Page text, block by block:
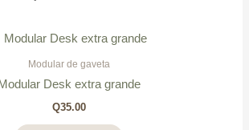
Modular de gaveta
Modular Desk extra grande
Q35.00